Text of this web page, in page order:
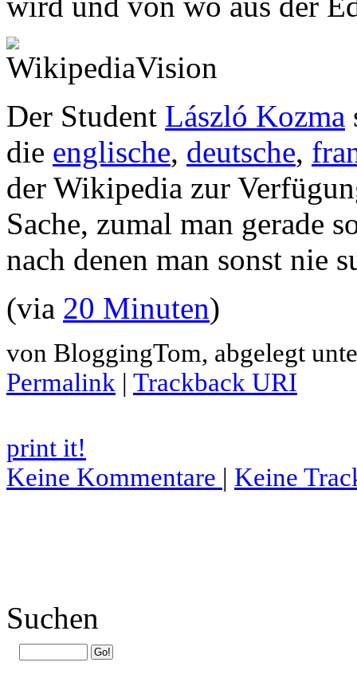
Der Student László Kozma
die englische, deutsche,
der Wikipedia zur
Sache, zumal man gerade
nach denen man sonst nie
(via 20 Minuten)
von BloggingTom, abgelegt
Permalink | Trackback URI
print it!
Keine Kommentare | Keine
Suchen